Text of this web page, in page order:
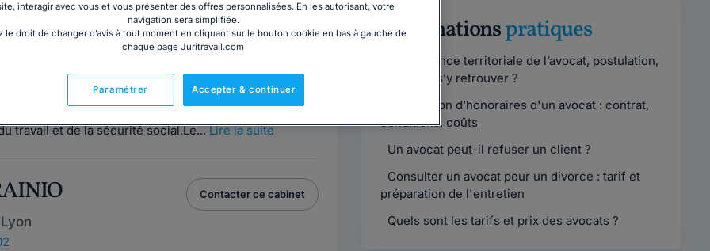
DAHAN Contacter ce cabinet
composée d'entreprises et de particuliers
travail et de la sécurité social.Le...Lire la suite
Contacter ce cabinet
Informationspratiques
Compétence territoriale de l’avocat, postulation,
comment s’y retrouver ?
Convention d’honoraires d'un avocat : contrat,
conditions, coûts
Un avocat peut-il refuser un client ?
Consulter un avocat pour un divorce : tarif et
préparation de l'entretien
Quels sont les tarifs et prix des avocats ?
interagir avec vous et vous présenter des offres personnalisées. En les autorisant, votre
navigation sera simplifiée.
le droit de changer d’avis à tout moment en cliquant sur le bouton cookie en bas à gauche de
chaque page Juritravail.com
Accepter & continuer
Paramétrer